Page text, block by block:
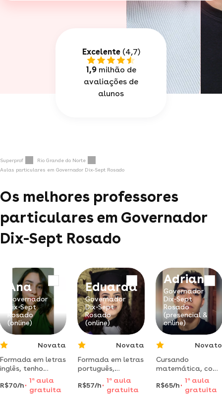
Excelente(4,7)
1,9milhão de
avaliações de
alunos
Superprof
Rio Grande do Norte
Aulas particulares em Governador Dix-Sept Rosado
Os melhores professores
particulares em Governador
Dix-Sept Rosado
Ana
Governador
Dix-Sept
Rosado
(online)
Novata
Formada em letras
inglês, tenho
experiência salas
de aula no ensino
fundamental i e ii.
R$70/h
1 aaula
gratuita
Eduarda
Governador
Dix-Sept
Rosado
(online)
Novata
Formada em letras
português,
ministra aula para
os níveis
fundamental ii e
R$57/h
1 a aula
gratuita
Adrian
Governador
Dix-Sept
Rosado
(presencial &
online)
Novato
Cursando
matemática, com
experiência em
monitorias, e
também em aulas
R$65/h
1 aaula
gratuita
Francisco